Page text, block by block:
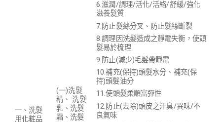
一、洗髮
用化粧品
(一)洗髮
精、 洗髮
乳、洗髮
霜、洗髮
6.滋潤/調理/活化/活絡/舒緩/強化
滋養髮質
7.防止髮絲分叉、防止髮絲斷裂
8.調理因洗髮造成之靜電失衡，使頭
髮易於梳理
9.防止(減少)毛髮帶靜電
10.補充(保持)頭髮水分、補充(保
持)頭髮油分
11.使頭髮柔順富彈性
12.防止(去除)頭皮之汗臭/異味/不
良氣味